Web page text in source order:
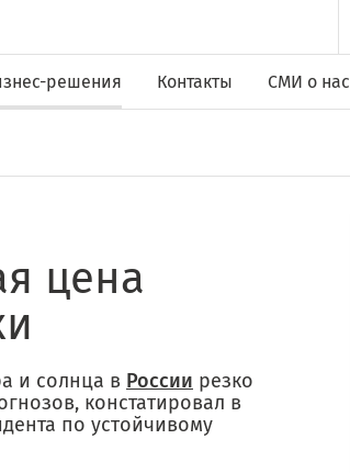
решения Контакты СМИ о нас
цена
и солнца в России резко
констатировал в
по устойчивому